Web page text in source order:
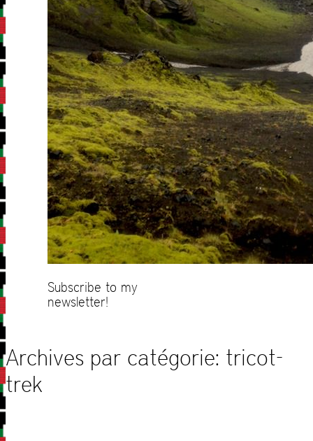
Subscribe to my
newsletter!
Archives par catégorie: tricot-
trek